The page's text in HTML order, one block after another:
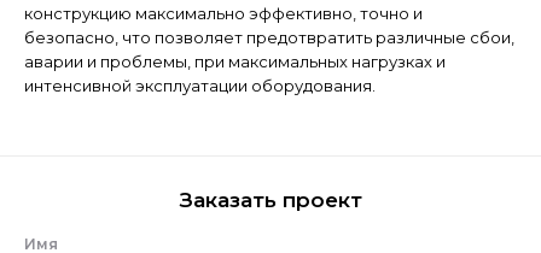
конструкцию максимально эффективно, точно и
безопасно, что позволяет предотвратить различные сбои,
аварии и проблемы, при максимальных нагрузках и
интенсивной эксплуатации оборудования.
Заказать проект
Имя